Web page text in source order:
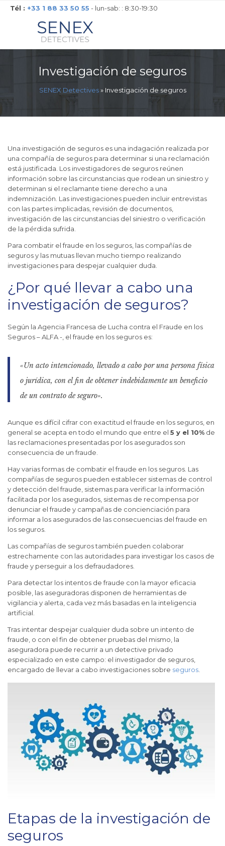
Tél : +33 1 88 33 50 55 - lun-sab: : 8:30-19:30
Investigación de seguros
SENEX Detectives» Investigación de seguros
Una investigación de seguros es una indagación realizada por
una compañía de seguros para determinar si una reclamación
está justificada. Los investigadores de seguros reúnen
información sobre las circunstancias que rodean un siniestro y
determinan si el reclamante tiene derecho a una
indemnización. Las investigaciones pueden incluir entrevistas
con las partes implicadas, revisión de documentos,
investigación de las circunstancias del siniestro o verificación
de la pérdida sufrida.
Para combatir el fraude en los seguros, las compañías de
seguros y las mutuas llevan mucho tiempo realizando
investigaciones para despejar cualquier duda.
¿Por qué llevar a cabo una
investigación de seguros?
Según la Agencia Francesa de Lucha contra el Fraude en los
Seguros – ALFA -, el fraude en los seguros es:
«Un acto intencionado, llevado a cabo por una persona física
o jurídica, con el fin de obtener indebidamente un beneficio
de un contrato de seguro».
Aunque es difícil cifrar con exactitud el fraude en los seguros, en
general se acepta en todo el mundo que entre el 5 y el 10% de
las reclamaciones presentadas por los asegurados son
consecuencia de un fraude.
Hay varias formas de combatir el fraude en los seguros. Las
compañías de seguros pueden establecer sistemas de control
y detección del fraude, sistemas para verificar la información
facilitada por los asegurados, sistemas de recompensa por
denunciar el fraude y campañas de concienciación para
informar a los asegurados de las consecuencias del fraude en
los seguros.
Las compañías de seguros también pueden colaborar
estrechamente con las autoridades para investigar los casos de
fraude y perseguir a los defraudadores.
Para detectar los intentos de fraude con la mayor eficacia
posible, las aseguradoras disponen de herramientas de
vigilancia y alerta, cada vez más basadas en la inteligencia
artificial.
Tras intentar despejar cualquier duda sobre un intento de
fraude, o con el fin de obtener pruebas del mismo, la
aseguradora puede recurrir a un detective privado
especializado en este campo: el investigador de seguros,
encargado de llevar a cabo investigaciones sobre seguros
Etapas de la investigación de
seguros